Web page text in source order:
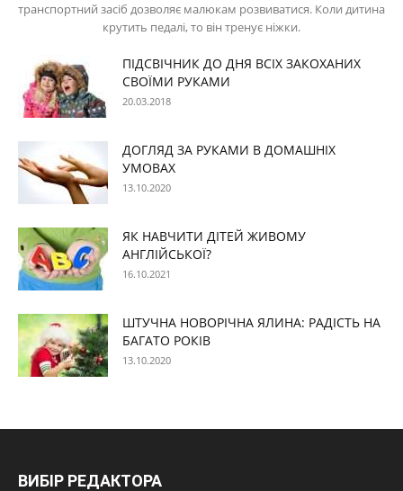
транспортний засіб дозволяє малюкам розвиватися. Коли дитина
крутить педалі, то він тренує ніжки.
ПІДСВІЧНИК ДО ДНЯ ВСІХ ЗАКОХАНИХ
СВОЇМИ РУКАМИ
20.03.2018
ДОГЛЯД ЗА РУКАМИ В ДОМАШНІХ
УМОВАХ
13.10.2020
ЯК НАВЧИТИ ДІТЕЙ ЖИВОМУ
АНГЛІЙСЬКОЇ?
16.10.2021
ШТУЧНА НОВОРІЧНА ЯЛИНА: РАДІСТЬ НА
БАГАТО РОКІВ
13.10.2020
ВИБІР РЕДАКТОРА